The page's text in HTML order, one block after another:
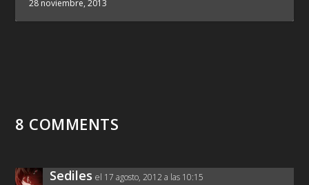
28 noviembre, 2013
8 COMMENTS
Sediles el 17 agosto, 2012 a las 10:15